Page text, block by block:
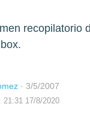
recopilatorio
· 3/5/2007
21:31 17/8/2020